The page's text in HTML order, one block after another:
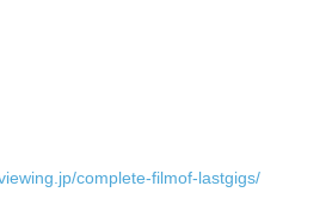
complete-filmof-lastgigs/